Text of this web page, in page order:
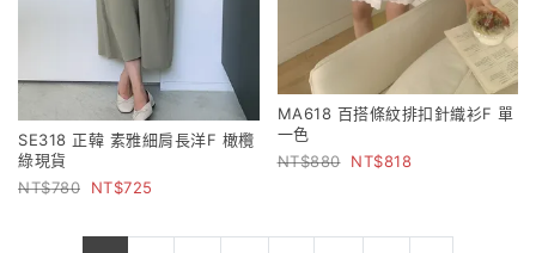
SE318 正韓 素雅細肩長洋F 橄欖
綠現貨
780
725
MA618 百搭條紋排扣針織衫F 單
一色
880
818